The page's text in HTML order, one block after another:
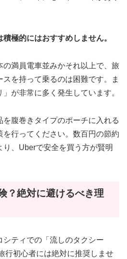
極的にはおすすめしません。
満員電車並みかそれ以上で、旅
を持って乗るのは困難です。ま
が非常に多く発生しています。
腹巻きタイプのポーチに入れる
を行ってください。数百円の節約
、Uberで安全を買う方が賢明
？絶対に避けるべき理
シティでの「流しのタクシー
行初心者には絶対に推奨しませ